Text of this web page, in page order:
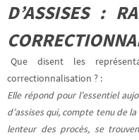
D’ASSISES :
Que disent les
correctionnalisation ? :
Elle répond pour l’essentiel
d’assises qui, compte tenu de
lenteur des procès, se